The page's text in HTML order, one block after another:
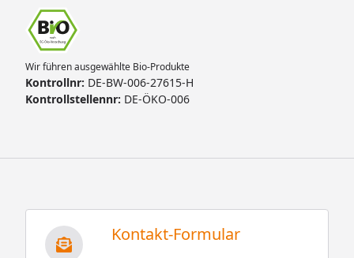
Wir führen ausgewählte Bio-Produkte
Kontrollnr: DE-BW-006-27615-H
Kontrollstellennr: DE-ÖKO-006
Kontakt-Formular